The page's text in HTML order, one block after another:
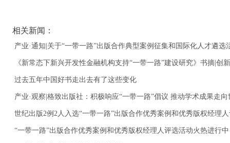
相关新闻：
产业·通知|关于“一带一路”出版合作典型案例征集和国际化人才遴选
《新常态下新兴开发性金融机构支持“一带一路”建设研究》书摘|创
过去五年中国好书走出去有了这些变化
产业·观察|格致出版社：积极响应“一带一路”倡议 推动学术成果走向
世纪出版2例2人入选“一带一路”出版合作优秀案例和优秀版权经理
“一带一路”出版合作优秀案例和优秀版权经理人评选活动火热进行